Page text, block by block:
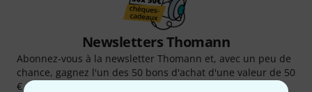
Newsletters Thomann
Abonnez-vous à la newsletter Thomann et, avec un peu de
chance, gagnez l'un des 50 bons d'achat d'une valeur de 50
€ chacun!